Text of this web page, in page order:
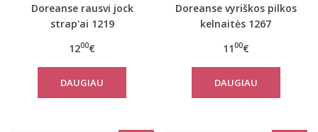
Doreanse rausvi jock
strap'ai 1219
1200€
DAUGIAU
Doreanse vyriškos pilkos
kelnaitės 1267
1100€
DAUGIAU